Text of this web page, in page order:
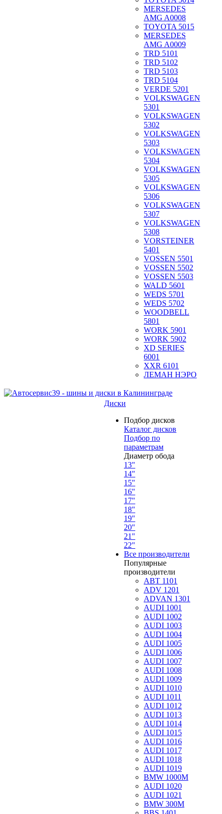
MERSEDES
AMG A0008
TOYOTA 5015
MERSEDES
AMG A0009
TRD 5101
TRD 5102
TRD 5103
TRD 5104
VERDE 5201
VOLKSWAGEN
5301
VOLKSWAGEN
5302
VOLKSWAGEN
5303
VOLKSWAGEN
5304
VOLKSWAGEN
5305
VOLKSWAGEN
5306
VOLKSWAGEN
5307
VOLKSWAGEN
5308
VORSTEINER
5401
VOSSEN 5501
VOSSEN 5502
VOSSEN 5503
WALD 5601
WEDS 5701
WEDS 5702
WOODBELL
5801
WORK 5901
WORK 5902
XD SERIES
6001
XXR 6101
ЛЕМАН НЭРО
Диски
Подбор дисков
Каталог дисков
Подбор по
параметрам
Диаметр обода
13"
14"
15"
16"
17"
18"
19"
20"
21"
22"
Все производители
Популярные
производители
ABT 1101
ADV 1201
ADVAN 1301
AUDI 1001
AUDI 1002
AUDI 1003
AUDI 1004
AUDI 1005
AUDI 1006
AUDI 1007
AUDI 1008
AUDI 1009
AUDI 1010
AUDI 1011
AUDI 1012
AUDI 1013
AUDI 1014
AUDI 1015
AUDI 1016
AUDI 1017
AUDI 1018
AUDI 1019
BMW 1000M
AUDI 1020
AUDI 1021
BMW 300M